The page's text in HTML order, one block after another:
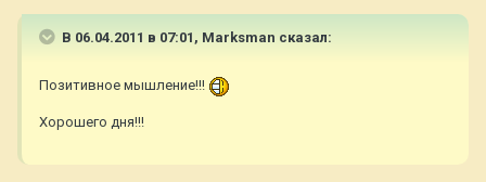
В 06.04.2011 в 07:01, Marksman сказал:
Позитивное мышление!!!
Хорошего дня!!!